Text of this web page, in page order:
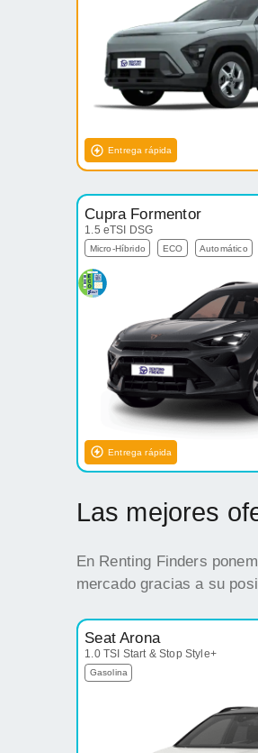
Entrega rápida
Cupra Formentor
1.5 eTSI DSG
Micro-Híbrido ECO Automático
Entrega rápida
Las mejores
En Renting Finders
mercado gracias a su
Seat Arona
1.0 TSI Start & Stop Style+
Gasolina